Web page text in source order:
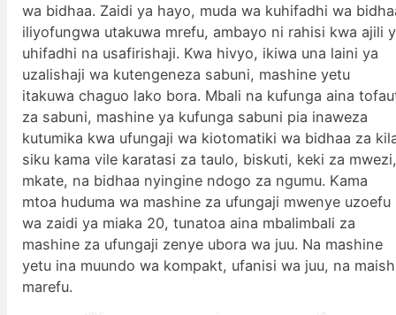
wa bidhaa. Zaidi ya hayo, muda wa kuhifadhi wa
iliyofungwa utakuwa mrefu, ambayo ni rahisi kwa ajili
uhifadhi na usafirishaji. Kwa hivyo, ikiwa una laini ya
uzalishaji wa kutengeneza sabuni, mashine yetu
itakuwa chaguo lako bora. Mbali na kufunga aina
za sabuni, mashine ya kufunga sabuni pia inaweza
kutumika kwa ufungaji wa kiotomatiki wa bidhaa za
siku kama vile karatasi za taulo, biskuti, keki za
mkate, na bidhaa nyingine ndogo za ngumu. Kama
mtoa huduma wa mashine za ufungaji mwenye uzoefu
wa zaidi ya miaka 20, tunatoa aina mbalimbali za
mashine za ufungaji zenye ubora wa juu. Na mashine
yetu ina muundo wa kompakt, ufanisi wa juu, na
marefu.